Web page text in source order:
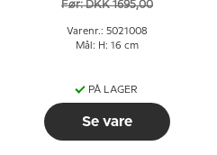
008
Før: DKK 1695,00
Varenr.: 5021008
Mål: H: 16 cm
PÅ LAGER
Se vare